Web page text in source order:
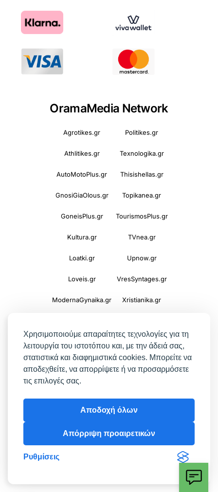
Χρησιμοποιούμε απαραίτητες τεχνολογίες για τη
λειτουργία του ιστοτόπου και, με την άδειά σας,
στατιστικά και διαφημιστικά cookies. Μπορείτε να
αποδεχθείτε, να απορρίψετε ή να προσαρμόσετε
τις επιλογές σας.
Αποδοχή όλων
Απόρριψη προαιρετικών
Ρυθμίσεις
OramaMedia Network
Agrotikes.gr Politikes.gr
Athlitikes.gr Texnologika.gr
AutoMotoPlus.gr Thisishellas.gr
GnosiGiaOlous.gr Topikanea.gr
GoneisPlus.gr TourismosPlus.gr
Kultura.gr TVnea.gr
Loatki.gr Upnow.gr
Loveis.gr VresSyntages.gr
ModernaGynaika.gr Xristianika.gr
Oikotropia.gr ZoumeSpiti.gr
Perepet.gr
© 2026Orama Group(Orama Group Μ.Ι.Κ.Ε.) |
Α.Φ.Μ. 801086294 – Δ.Ο.Υ. ΚΕΦΟΔΕ Αττικής |
Γ.Ε.ΜΗ 148748903000 | Έδρα: Αθήνα, Ελλάδα |
Email: contact@orama-group.com